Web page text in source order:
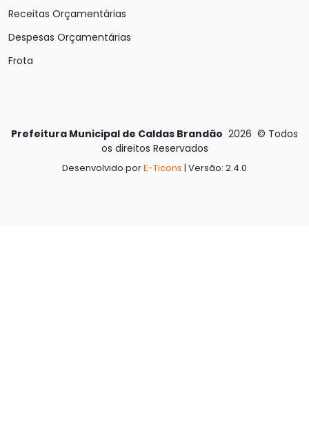
Receitas Orçamentárias
Despesas Orçamentárias
Frota
Prefeitura Municipal de Caldas Brandão 2026 © Todos
os direitos Reservados
Desenvolvido porE-Ticons | Versão: 2.4.0